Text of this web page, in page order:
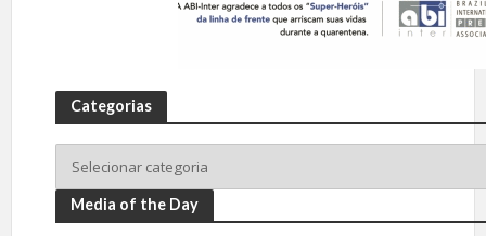
Categorias
Media of the Day